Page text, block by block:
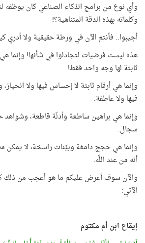
وأي نوع من برامج الذكاء الصناعي كان يوظفه
وكلماته بهذه الدقة المتناهية؟!
أجيبوا.. فأنتم الآن في ورطة حقيقية ولا
هذه ليست فرضيات لتجادلوا في شأنها! وإنما
ثابتة لها وجه واحد فقط!
وإنما هي أرقام ثابتة لا إحساس فيها ولا
فيها ولا عاطفة.
وإنما هي براهين ساطعة وأدلّة قاطعة، وشواهد
سجال.
وإنما هي حجج دامغة وبيِّنات راسخة، لا يمكن
أنه من عند اللَّه.
والآن سوف أعرض عليكم ما هو أعجب من ذلك كله
الآتي:
إيقاع ابن أم مكتوم